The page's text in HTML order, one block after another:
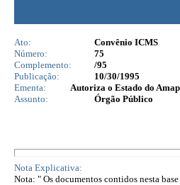
Ato:
Convênio ICMS
Número:
75
Complemento:
/95
Publicação:
10/30/1995
Ementa:
Autoriza o Estado do
Assunto:
Órgão Público
Nota Explicativa:
Nota: " Os documentos contidos nesta